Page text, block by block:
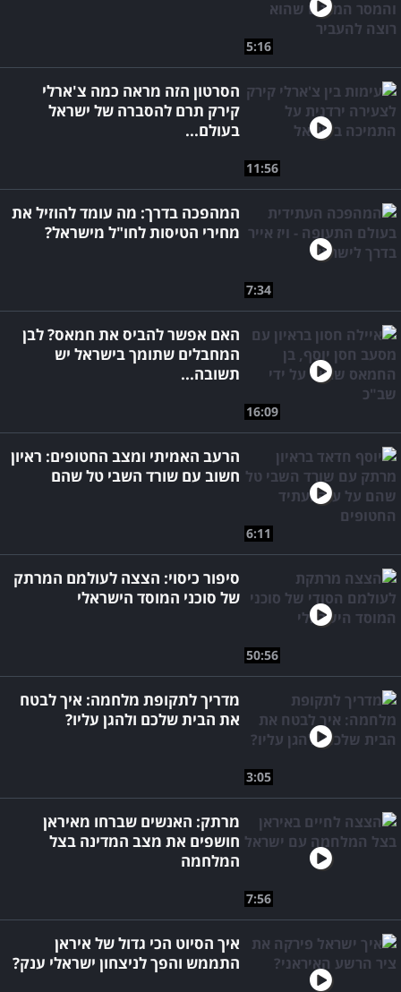
5:16
11:56
הסרטון הזה מראה כמה צ'ארלי
קירק תרם להסברה של ישראל
בעולם...
7:34
המהפכה בדרך: מה עומד להוזיל את
מחירי הטיסות לחו"ל מישראל?
16:09
האם אפשר להביס את חמאס? לבן
המחבלים שתומך בישראל יש
תשובה...
6:11
הרעב האמיתי ומצב החטופים: ראיון
חשוב עם שורד השבי טל שהם
50:56
סיפור כיסוי: הצצה לעולמם המרתק
של סוכני המוסד הישראלי
3:05
מדריך לתקופת מלחמה: איך לבטח
את הבית שלכם ולהגן עליו?
7:56
מרתק: האנשים שברחו מאיראן
חושפים את מצב המדינה בצל
המלחמה
איך הסיוט הכי גדול של איראן
התממש והפך לניצחון ישראלי ענק?